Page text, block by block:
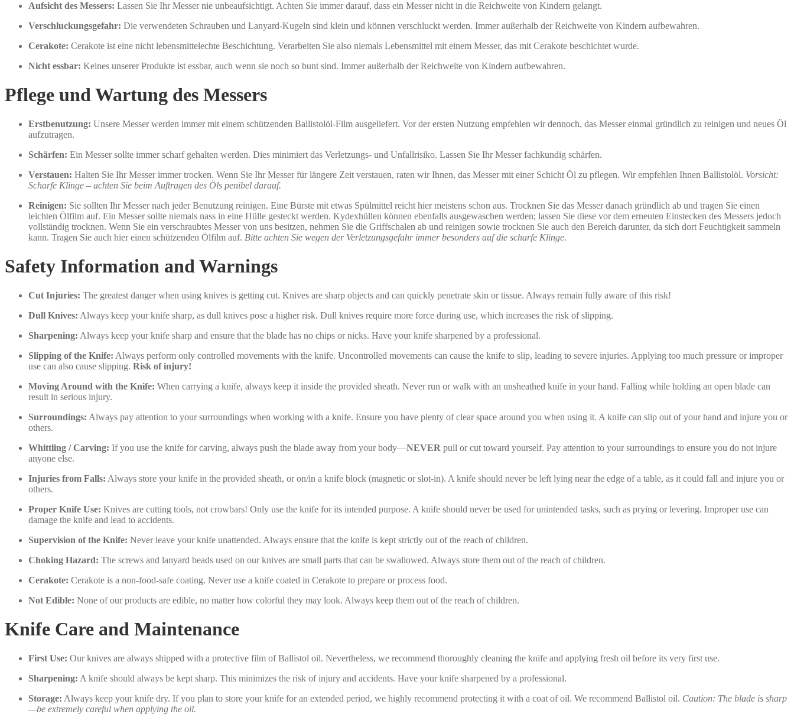
Aufsicht des Messers: Lassen Sie Ihr Messer nie unbeaufsichtigt. Achten Sie immer darauf, dass ein Messer nicht in die Reichweite von Kindern gelangt.
Verschluckungsgefahr: Die verwendeten Schrauben und Lanyard-Kugeln sind klein und können verschluckt werden. Immer außerhalb der Reichweite von Kindern aufbewahren.
Cerakote: Cerakote ist eine nicht lebensmittelechte Beschichtung. Verarbeiten Sie also niemals Lebensmittel mit einem Messer, das mit Cerakote beschichtet wurde.
Nicht essbar: Keines unserer Produkte ist essbar, auch wenn sie noch so bunt sind. Immer außerhalb der Reichweite von Kindern aufbewahren.
Pflege und Wartung des Messers
Erstbenutzung: Unsere Messer werden immer mit einem schützenden Ballistolöl-Film ausgeliefert. Vor der ersten Nutzung empfehlen wir dennoch, das Messer einmal gründlich zu reinigen und neues Öl
aufzutragen.
Schärfen: Ein Messer sollte immer scharf gehalten werden. Dies minimiert das Verletzungs- und Unfallrisiko. Lassen Sie Ihr Messer fachkundig schärfen.
Verstauen: Halten Sie Ihr Messer immer trocken. Wenn Sie Ihr Messer für längere Zeit verstauen, raten wir Ihnen, das Messer mit einer Schicht Öl zu pflegen. Wir empfehlen Ihnen Ballistolöl. Vorsicht:
Scharfe Klinge – achten Sie beim Auftragen des Öls penibel darauf.
Reinigen: Sie sollten Ihr Messer nach jeder Benutzung reinigen. Eine Bürste mit etwas Spülmittel reicht hier meistens schon aus. Trocknen Sie das Messer danach gründlich ab und tragen Sie einen
leichten Ölfilm auf. Ein Messer sollte niemals nass in eine Hülle gesteckt werden. Kydexhüllen können ebenfalls ausgewaschen werden; lassen Sie diese vor dem erneuten Einstecken des Messers jedoch
vollständig trocknen. Wenn Sie ein verschraubtes Messer von uns besitzen, nehmen Sie die Griffschalen ab und reinigen sowie trocknen Sie auch den Bereich darunter, da sich dort Feuchtigkeit sammeln
kann. Tragen Sie auch hier einen schützenden Ölfilm auf. Bitte achten Sie wegen der Verletzungsgefahr immer besonders auf die scharfe Klinge.
Safety Information and Warnings
Cut Injuries: The greatest danger when using knives is getting cut. Knives are sharp objects and can quickly penetrate skin or tissue. Always remain fully aware of this risk!
Dull Knives: Always keep your knife sharp, as dull knives pose a higher risk. Dull knives require more force during use, which increases the risk of slipping.
Sharpening: Always keep your knife sharp and ensure that the blade has no chips or nicks. Have your knife sharpened by a professional.
Slipping of the Knife: Always perform only controlled movements with the knife. Uncontrolled movements can cause the knife to slip, leading to severe injuries. Applying too much pressure or improper
use can also cause slipping. Risk of injury!
Moving Around with the Knife: When carrying a knife, always keep it inside the provided sheath. Never run or walk with an unsheathed knife in your hand. Falling while holding an open blade can
result in serious injury.
Surroundings: Always pay attention to your surroundings when working with a knife. Ensure you have plenty of clear space around you when using it. A knife can slip out of your hand and injure you or
others.
Whittling / Carving: If you use the knife for carving, always push the blade away from your body—NEVER pull or cut toward yourself. Pay attention to your surroundings to ensure you do not injure
anyone else.
Injuries from Falls: Always store your knife in the provided sheath, or on/in a knife block (magnetic or slot-in). A knife should never be left lying near the edge of a table, as it could fall and injure you or
others.
Proper Knife Use: Knives are cutting tools, not crowbars! Only use the knife for its intended purpose. A knife should never be used for unintended tasks, such as prying or levering. Improper use can
damage the knife and lead to accidents.
Supervision of the Knife: Never leave your knife unattended. Always ensure that the knife is kept strictly out of the reach of children.
Choking Hazard: The screws and lanyard beads used on our knives are small parts that can be swallowed. Always store them out of the reach of children.
Cerakote: Cerakote is a non-food-safe coating. Never use a knife coated in Cerakote to prepare or process food.
Not Edible: None of our products are edible, no matter how colorful they may look. Always keep them out of the reach of children.
Knife Care and Maintenance
First Use: Our knives are always shipped with a protective film of Ballistol oil. Nevertheless, we recommend thoroughly cleaning the knife and applying fresh oil before its very first use.
Sharpening: A knife should always be kept sharp. This minimizes the risk of injury and accidents. Have your knife sharpened by a professional.
Storage: Always keep your knife dry. If you plan to store your knife for an extended period, we highly recommend protecting it with a coat of oil. We recommend Ballistol oil. Caution: The blade is sharp
—be extremely careful when applying the oil.